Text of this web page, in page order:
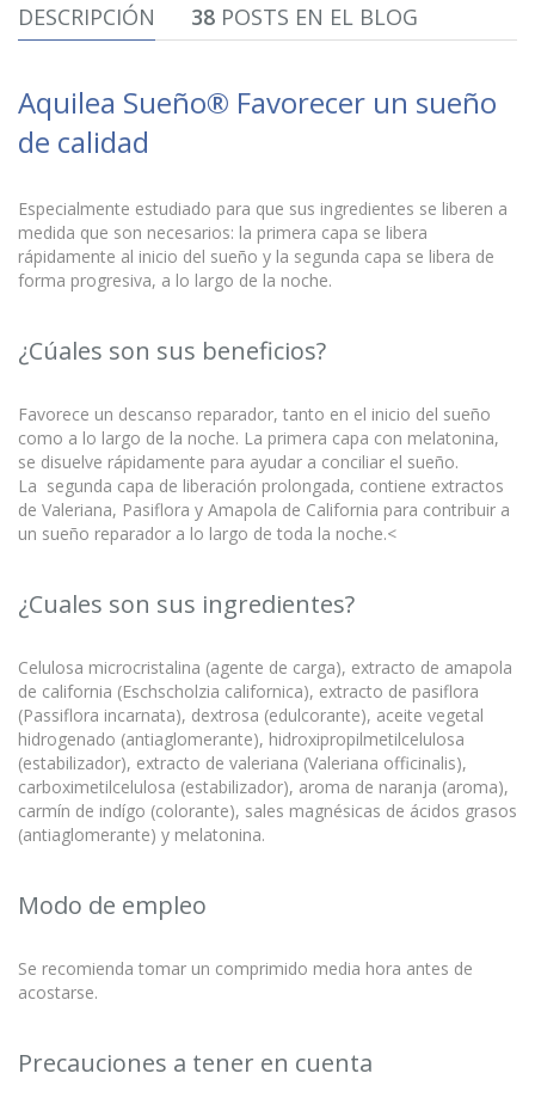
DESCRIPCIÓN 38 POSTS EN EL BLOG
Aquilea Sueño® Favorecer un sueño
de calidad
Especialmente estudiado para que sus ingredientes se liberen a
medida que son necesarios: la primera capa se libera
rápidamente al inicio del sueño y la segunda capa se libera de
forma progresiva, a lo largo de la noche.
¿Cúales son sus beneficios?
Favorece un descanso reparador, tanto en el inicio del sueño
como a lo largo de la noche. La primera capa con melatonina,
se disuelve rápidamente para ayudar a conciliar el sueño.
La segunda capa de liberación prolongada, contiene extractos
de Valeriana, Pasiflora y Amapola de California para contribuir a
un sueño reparador a lo largo de toda la noche.<
¿Cuales son sus ingredientes?
Celulosa microcristalina (agente de carga), extracto de amapola
de california (Eschscholzia californica), extracto de pasiflora
(Passiflora incarnata), dextrosa (edulcorante), aceite vegetal
hidrogenado (antiaglomerante), hidroxipropilmetilcelulosa
(estabilizador), extracto de valeriana (Valeriana officinalis),
carboximetilcelulosa (estabilizador), aroma de naranja (aroma),
carmín de indígo (colorante), sales magnésicas de ácidos grasos
(antiaglomerante) y melatonina.
Modo de empleo
Se recomienda tomar un comprimido media hora antes de
acostarse.
Precauciones a tener en cuenta